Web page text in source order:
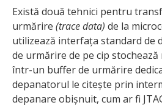
Există două tehnici pentru
urmărire (trace data) de la
utilizează interfața standard de
de urmărire de pe cip
într-un buffer de urmărire
depanatorul le citește prin
depanare obișnuit, cum ar fi